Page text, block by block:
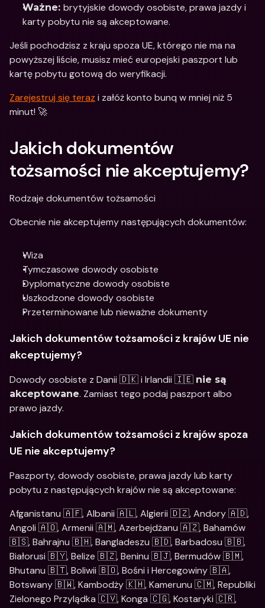
Ważne: brytyjskie dowody osobiste, prawa jazdy i
karty pobytu nie są akceptowane.
Jeśli pochodzisz z kraju spoza UE, którego nie ma na
powyższej liście, musisz mieć europejski paszport lub
kartę pobytu gotową do weryfikacji.
Zarejestruj się teraz i załóż konto bunq w mniej niż 5
minut! 🚀
Jakich dokumentów
tożsamości nie akceptujemy?
Rodzaje dokumentów tożsamości
Obecnie nie akceptujemy następujących dokumentów:
Wiza
Tymczasowe dowody osobiste
Dyplomatyczne dowody osobiste
Uszkodzone dowody osobiste
Przeterminowane lub nieważne dokumenty
Jakich dokumentów tożsamości z krajów UE nie
akceptujemy?
Dowody osobiste z Danii 🇩🇰 i Irlandii 🇮🇪 nie są
akceptowane. Zamiast tego podaj paszport albo
prawo jazdy.
Jakich dokumentów tożsamości z krajów spoza
UE nie akceptujemy?
Paszporty, dowody osobiste, prawa jazdy lub karty
pobytu z następujących krajów nie są akceptowane:
Afganistanu 🇦🇫, Albanii 🇦🇱, Algierii 🇩🇿, Andory 🇦🇩,
Angoli 🇦🇴, Armenii 🇦🇲, Azerbejdżanu 🇦🇿, Bahamów
🇧🇸, Bahrajnu 🇧🇭, Bangladeszu 🇧🇩, Barbadosu 🇧🇧,
Białorusi 🇧🇾, Belize 🇧🇿, Beninu 🇧🇯, Bermudów 🇧🇲,
Bhutanu 🇧🇹, Boliwii 🇧🇴, Bośni i Hercegowiny 🇧🇦,
Botswany 🇧🇼, Kambodży 🇰🇭, Kamerunu 🇨🇲, Republiki
Zielonego Przylądka 🇨🇻, Konga 🇨🇬, Kostaryki 🇨🇷,